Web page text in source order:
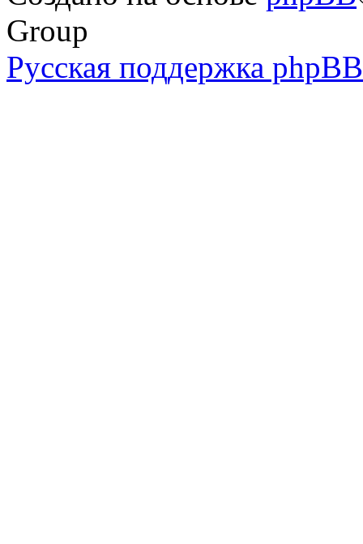
Group
Русская поддержка phpBB